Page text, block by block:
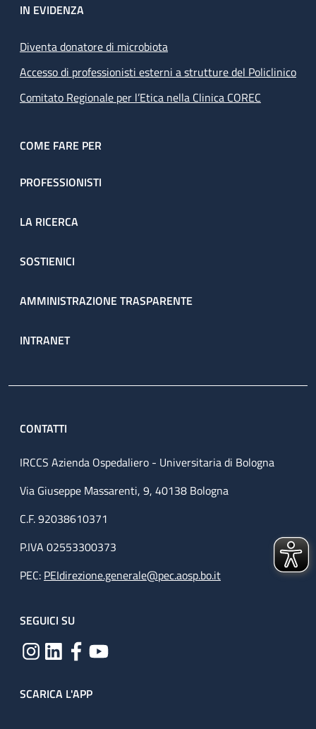
IN EVIDENZA
Diventa donatore di microbiota
Accesso di professionisti esterni a strutture del Policlinico
Comitato Regionale per l’Etica nella Clinica COREC
COME FARE PER
PROFESSIONISTI
LA RICERCA
SOSTIENICI
AMMINISTRAZIONE TRASPARENTE
INTRANET
CONTATTI
IRCCS Azienda Ospedaliero - Universitaria di Bologna
Via Giuseppe Massarenti, 9, 40138 Bologna
C.F. 92038610371
P.IVA 02553300373
PEC: PEIdirezione.generale@pec.aosp.bo.it
SEGUICI SU
SCARICA L'APP